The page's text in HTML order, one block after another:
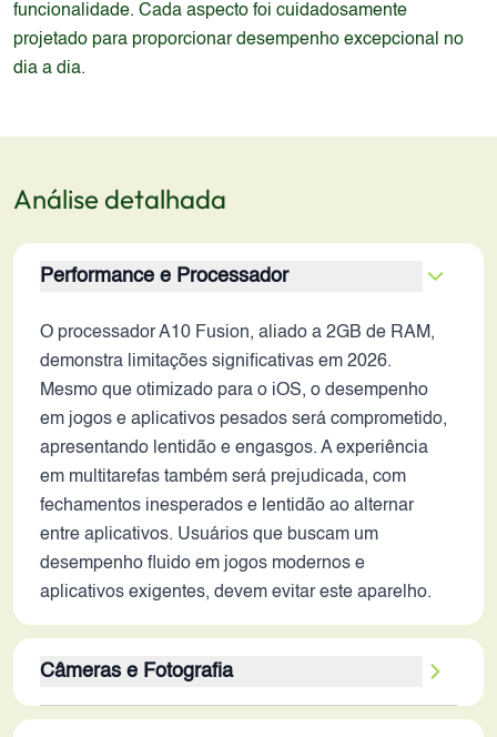
funcionalidade. Cada aspecto foi cuidadosamente
projetado para proporcionar desempenho excepcional no
dia a dia.
Análise detalhada
Performance e Processador
O processador A10 Fusion, aliado a 2GB de RAM,
demonstra limitações significativas em 2026.
Mesmo que otimizado para o iOS, o desempenho
em jogos e aplicativos pesados será comprometido,
apresentando lentidão e engasgos. A experiência
em multitarefas também será prejudicada, com
fechamentos inesperados e lentidão ao alternar
entre aplicativos. Usuários que buscam um
desempenho fluido em jogos modernos e
aplicativos exigentes, devem evitar este aparelho.
Câmeras e Fotografia